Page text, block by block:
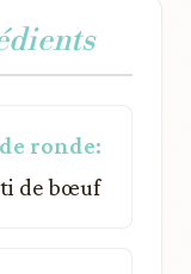
ronde:
de bœuf